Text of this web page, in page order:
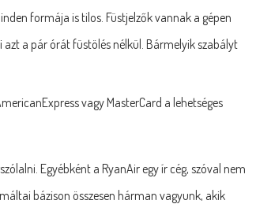
formája is tilos. Füstjelzők vannak a gépen
a pár órát füstölés nélkül. Bármelyik szabályt
vagy MasterCard a lehetséges
Egyébként a RyanAir egy ír cég, szóval nem
bázison összesen hárman vagyunk, akik